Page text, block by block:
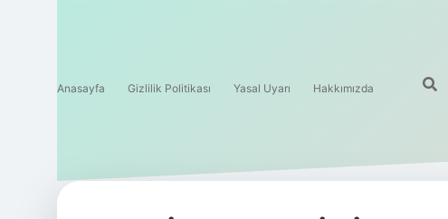
Anasayfa Gizlilik Politikası Yasal Uyarı Hakkımızda